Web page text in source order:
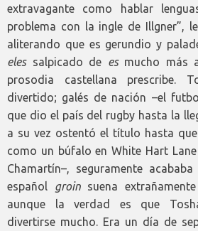
extravagante como hablar
problema con la ingle de Illgner”,
aliterando que es gerundio y
elessalpicado de esmucho más
prosodia castellana prescribe.
divertido; galés de nación –el
que dio el país del rugby hasta la
a su vez ostentó el título hasta
como un búfalo en White Hart
Chamartín–, seguramente
español groinsuena
aunque la verdad es que
divertirse mucho. Era un día de